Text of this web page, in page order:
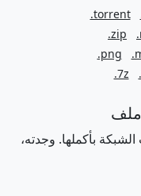
.torrent
.zip
.png
.7z
بأكملها. وجدته،